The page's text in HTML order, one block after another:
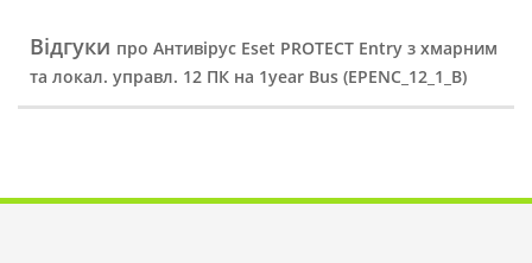
Відгуки про Антивірус Eset PROTECT Entry з хмарним
та локал. управл. 12 ПК на 1year Bus (EPENC_12_1_B)